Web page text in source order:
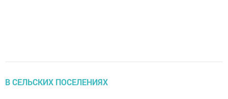
В СЕЛЬСКИХ ПОСЕЛЕНИЯХ